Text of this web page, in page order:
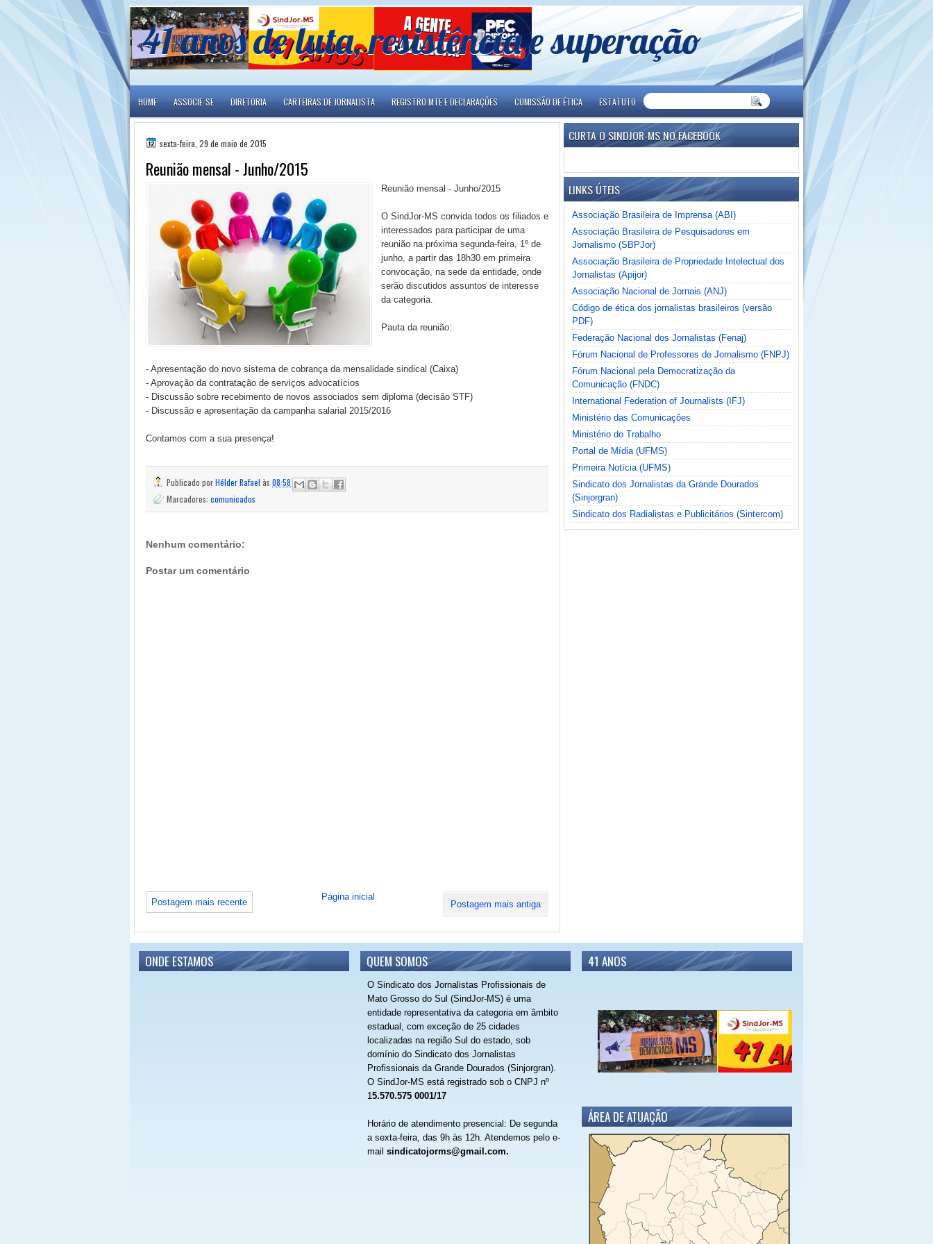
41 anos de luta, resistência e superação
HOME ASSOCIE-SE DIRETORIA CARTEIRAS DE JORNALISTA REGISTRO MTE E DECLARAÇÕES COMISSÃO DE ÉTICA ESTATUTO
sexta-feira, 29 de maio de 2015
Reunião mensal - Junho/2015
Reunião mensal - Junho/2015
O SindJor-MS convida todos os filiados e
interessados para participar de uma
reunião na próxima segunda-feira, 1º de
junho, a partir das 18h30 em primeira
convocação, na sede da entidade, onde
serão discutidos assuntos de interesse
da categoria.
Pauta da reunião:
- Apresentação do novo sistema de cobrança da mensalidade sindical (Caixa)
- Aprovação da contratação de serviços advocatícios
- Discussão sobre recebimento de novos associados sem diploma (decisão STF)
- Discussão e apresentação da campanha salarial 2015/2016
Contamos com a sua presença!
Publicado porHélder Rafael às 08:58
Marcadores: comunicados
Nenhum comentário:
Postar um comentário
Postagem mais recente Postagem mais antiga
Página inicial
CURTA O SINDJOR-MS NO FACEBOOK
LINKS ÚTEIS
Associação Brasileira de Imprensa (ABI)
Associação Brasileira de Pesquisadores em
Jornalismo (SBPJor)
Associação Brasileira de Propriedade Intelectual dos
Jornalistas (Apijor)
Associação Nacional de Jornais (ANJ)
Código de ética dos jornalistas brasileiros (versão
PDF)
Federação Nacional dos Jornalistas (Fenaj)
Fórum Nacional de Professores de Jornalismo (FNPJ)
Fórum Nacional pela Democratização da
Comunicação (FNDC)
International Federation of Journalists (IFJ)
Ministério das Comunicações
Ministério do Trabalho
Portal de Mídia (UFMS)
Primeira Notícia (UFMS)
Sindicato dos Jornalistas da Grande Dourados
(Sinjorgran)
Sindicato dos Radialistas e Publicitários (Sintercom)
ONDE ESTAMOS QUEM SOMOS
O Sindicato dos Jornalistas Profissionais de
Mato Grosso do Sul (SindJor-MS) é uma
entidade representativa da categoria em âmbito
estadual, com exceção de 25 cidades
localizadas na região Sul do estado, sob
domínio do Sindicato dos Jornalistas
Profissionais da Grande Dourados (Sinjorgran).
O SindJor-MS está registrado sob o CNPJ nº
15.570.575 0001/17
Horário de atendimento presencial: De segunda
a sexta-feira, das 9h às 12h. Atendemos pelo e-
mail sindicatojorms@gmail.com.
41 ANOS
ÁREA DE ATUAÇÃO